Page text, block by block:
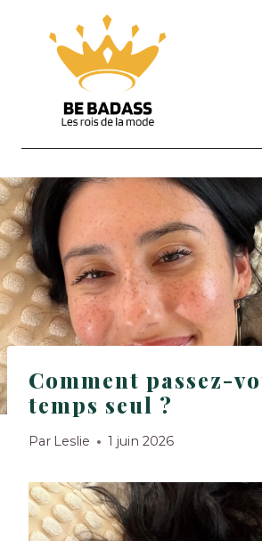
content
Comment passez-
temps seul ?
Par Leslie 1 juin 2026